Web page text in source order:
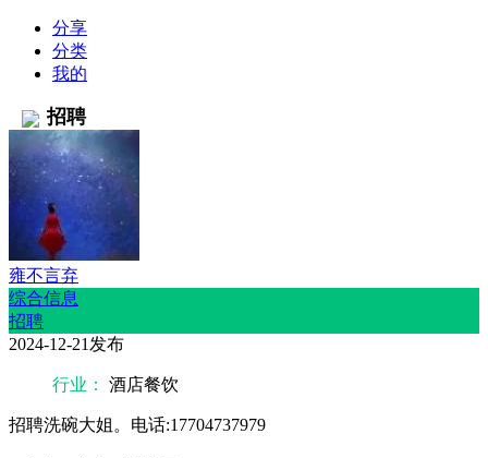
分享
分类
我的
招聘
雍不言弃
综合信息
招聘
2024-12-21发布
行业： 酒店餐饮
招聘洗碗大姐。电话:17704737979